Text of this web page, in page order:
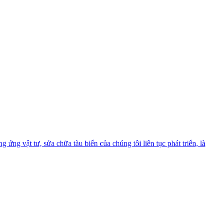
ứng vật tư, sửa chữa tàu biển của chúng tôi liên tục phát triển, là